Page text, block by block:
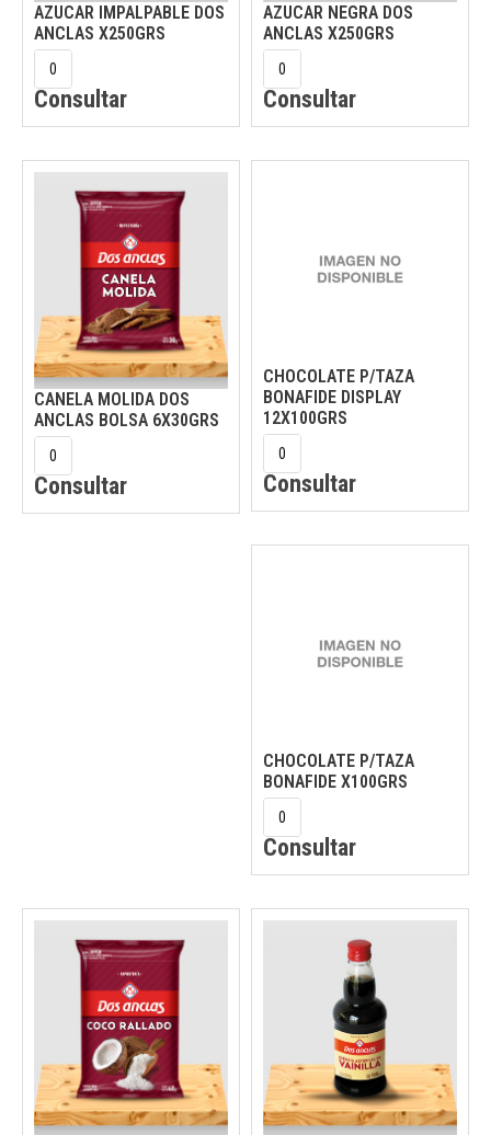
AZUCAR IMPALPABLE DOS
ANCLAS X250GRS
Consultar
AZUCAR NEGRA DOS
ANCLAS X250GRS
Consultar
CANELA MOLIDA DOS
ANCLAS BOLSA 6X30GRS
Consultar
CHOCOLATE P/TAZA
BONAFIDE DISPLAY
12X100GRS
Consultar
CHOCOLATE P/TAZA
BONAFIDE X100GRS
Consultar